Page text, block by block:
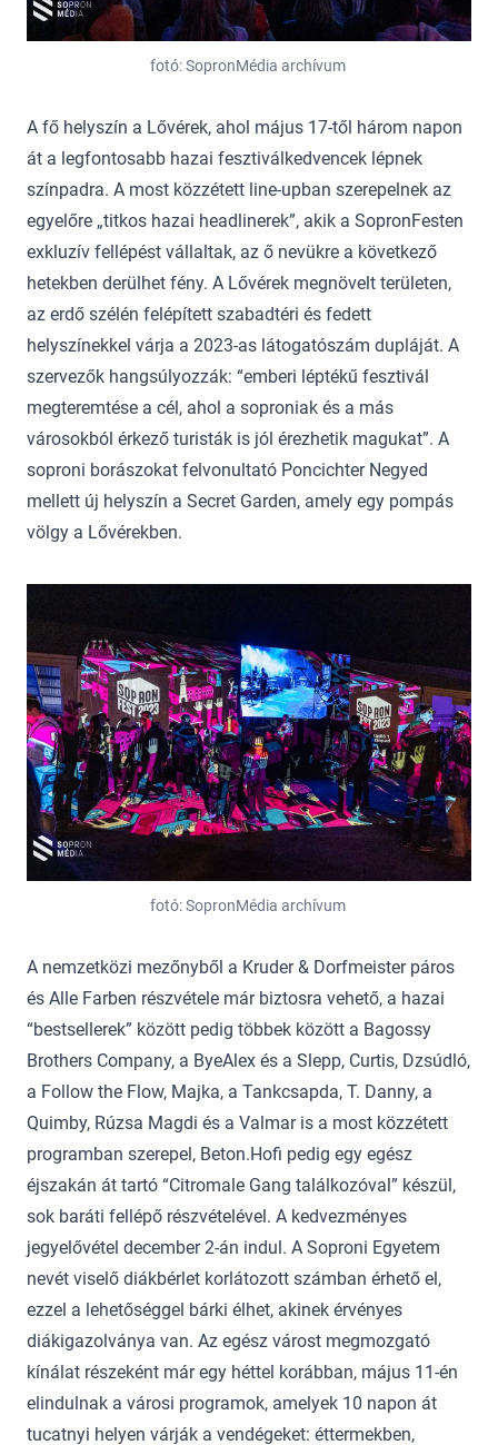
fotó: SopronMédia archívum
A fő helyszín a Lővérek, ahol május 17-től három napon
át a legfontosabb hazai fesztiválkedvencek lépnek
színpadra. A most közzétett line-upban szerepelnek az
egyelőre „titkos hazai headlinerek”, akik a SopronFesten
exkluzív fellépést vállaltak, az ő nevükre a következő
hetekben derülhet fény. A Lővérek megnövelt területen,
az erdő szélén felépített szabadtéri és fedett
helyszínekkel várja a 2023-as látogatószám dupláját. A
szervezők hangsúlyozzák: “emberi léptékű fesztivál
megteremtése a cél, ahol a soproniak és a más
városokból érkező turisták is jól érezhetik magukat”. A
soproni borászokat felvonultató Poncichter Negyed
mellett új helyszín a Secret Garden, amely egy pompás
völgy a Lővérekben.
fotó: SopronMédia archívum
A nemzetközi mezőnyből a Kruder & Dorfmeister páros
és Alle Farben részvétele már biztosra vehető, a hazai
“bestsellerek” között pedig többek között a Bagossy
Brothers Company, a ByeAlex és a Slepp, Curtis, Dzsúdló,
a Follow the Flow, Majka, a Tankcsapda, T. Danny, a
Quimby, Rúzsa Magdi és a Valmar is a most közzétett
programban szerepel, Beton.Hofi pedig egy egész
éjszakán át tartó “Citromale Gang találkozóval” készül,
sok baráti fellépő részvételével. A kedvezményes
jegyelővétel december 2-án indul. A Soproni Egyetem
nevét viselő diákbérlet korlátozott számban érhető el,
ezzel a lehetőséggel bárki élhet, akinek érvényes
diákigazolványa van. Az egész várost megmozgató
kínálat részeként már egy héttel korábban, május 11-én
elindulnak a városi programok, amelyek 10 napon át
tucatnyi helyen várják a vendégeket: éttermekben,